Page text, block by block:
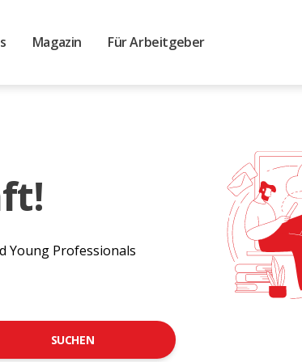
Magazin Für Arbeitgeber
Young Professionals
SUCHEN